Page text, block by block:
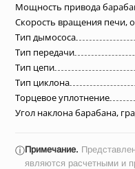
Мощность привода
Скорость вращения печи,
Тип дымососа
Тип передачи
Тип цепи
Тип циклона
Торцевое уплотнение
Угол наклона барабана,
ⓘПримечание.
являются расчетными и